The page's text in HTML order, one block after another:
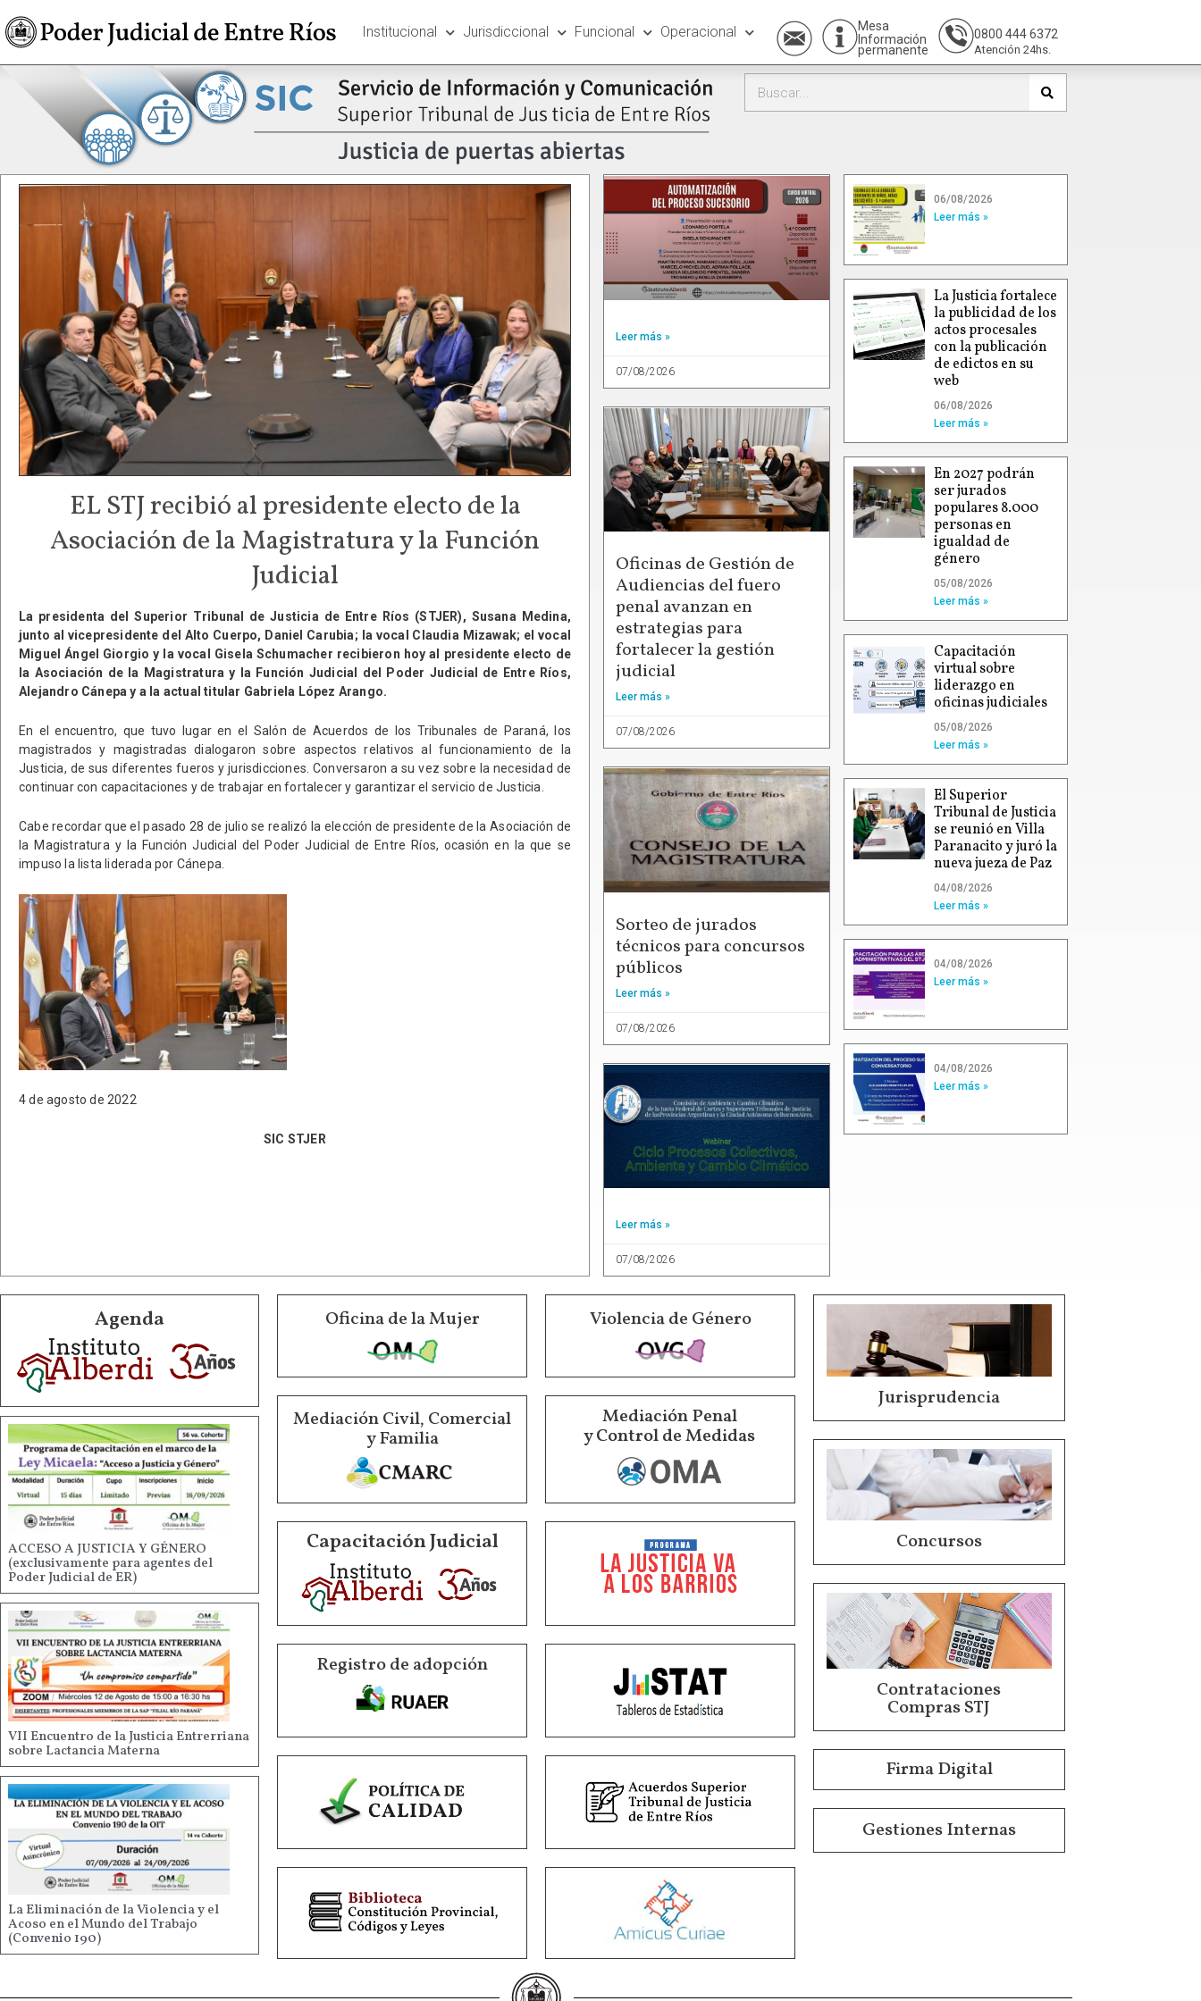
Institucional Jurisdiccional Funcional Operacional
Mesa
Información
permanente
0800 444 6372
Atención 24hs.
EL STJ recibió al presidente electo de la
Asociación de la Magistratura y la Función
Judicial
La presidenta del Superior Tribunal de Justicia de Entre Ríos (STJER), Susana Medina,
junto al vicepresidente del Alto Cuerpo, Daniel Carubia; la vocal Claudia Mizawak; el vocal
Miguel Ángel Giorgio y la vocal Gisela Schumacher recibieron hoy al presidente electo de
la Asociación de la Magistratura y la Función Judicial del Poder Judicial de Entre Ríos,
Alejandro Cánepa y a la actual titular Gabriela López Arango.
En el encuentro, que tuvo lugar en el Salón de Acuerdos de los Tribunales de Paraná, los
magistrados y magistradas dialogaron sobre aspectos relativos al funcionamiento de la
Justicia, de sus diferentes fueros y jurisdicciones. Conversaron a su vez sobre la necesidad de
continuar con capacitaciones y de trabajar en fortalecer y garantizar el servicio de Justicia.
Cabe recordar que el pasado 28 de julio se realizó la elección de presidente de la Asociación de
la Magistratura y la Función Judicial del Poder Judicial de Entre Ríos, ocasión en la que se
impuso la lista liderada por Cánepa.
4 de agosto de 2022
SIC STJER
Leer más »
07/08/2026
Oficinas de Gestión de
Audiencias del fuero
penal avanzan en
estrategias para
fortalecer la gestión
judicial
Leer más »
07/08/2026
Sorteo de jurados
técnicos para concursos
públicos
Leer más »
07/08/2026
Leer más »
07/08/2026
06/08/2026
Leer más »
La Justicia fortalece
la publicidad de los
actos procesales
con la publicación
de edictos en su
web
06/08/2026
Leer más »
En 2027 podrán
ser jurados
populares 8.000
personas en
igualdad de
género
05/08/2026
Leer más »
Capacitación
virtual sobre
liderazgo en
oficinas judiciales
05/08/2026
Leer más »
El Superior
Tribunal de Justicia
se reunió en Villa
Paranacito y juró la
nueva jueza de Paz
04/08/2026
Leer más »
04/08/2026
Leer más »
04/08/2026
Leer más »
Agenda
ACCESO A JUSTICIA Y GÉNERO
(exclusivamente para agentes del
Poder Judicial de ER)
VII Encuentro de la Justicia Entrerriana
sobre Lactancia Materna
La Eliminación de la Violencia y el
Acoso en el Mundo del Trabajo
(Convenio 190)
Oficina de la Mujer Violencia de Género
Mediación Civil, Comercial
y Familia
Mediación Penal
y Control de Medidas
Capacitación Judicial
Registro de adopción
Jurisprudencia
Concursos
Contrataciones
Compras STJ
Firma Digital
Gestiones Internas